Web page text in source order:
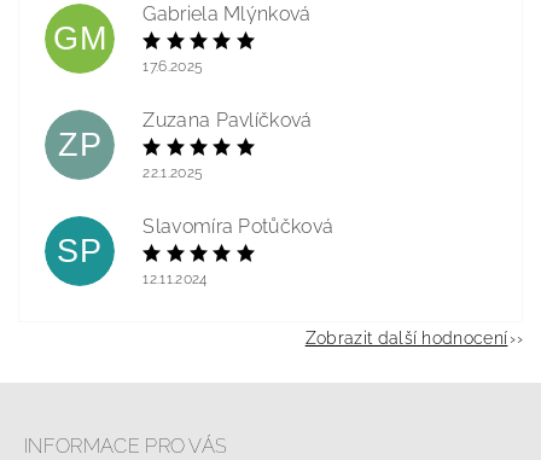
GM
Gabriela Mlýnková
17.6.2025
ZP
Zuzana Pavlíčková
22.1.2025
SP
Slavomíra Potůčková
12.11.2024
Zobrazit další hodnocení
INFORMACE PRO VÁS